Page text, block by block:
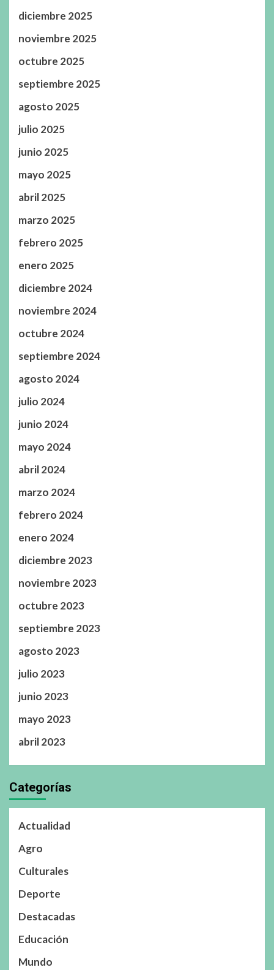
diciembre 2025
noviembre 2025
octubre 2025
septiembre 2025
agosto 2025
julio 2025
junio 2025
mayo 2025
abril 2025
marzo 2025
febrero 2025
enero 2025
diciembre 2024
noviembre 2024
octubre 2024
septiembre 2024
agosto 2024
julio 2024
junio 2024
mayo 2024
abril 2024
marzo 2024
febrero 2024
enero 2024
diciembre 2023
noviembre 2023
octubre 2023
septiembre 2023
agosto 2023
julio 2023
junio 2023
mayo 2023
abril 2023
Categorías
Actualidad
Agro
Culturales
Deporte
Destacadas
Educación
Mundo